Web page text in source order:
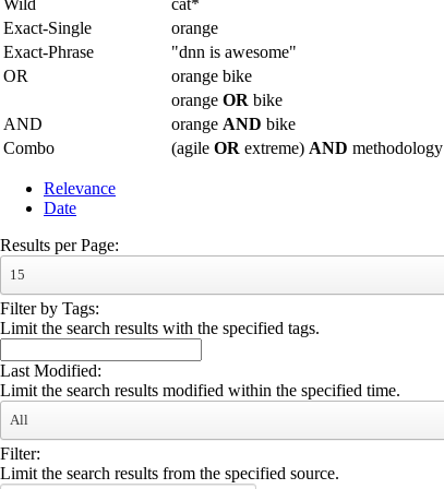
Wild
cat*
Exact-Single
orange
Exact-Phrase
"dnn is awesome"
OR
orange bike
orange OR bike
AND
orange AND bike
Combo
(agile OR extreme) AND methodology
Relevance
Date
Results per Page:
15
Filter by Tags:
Limit the search results with the specified tags.
Last Modified:
Limit the search results modified within the specified time.
All
Filter:
Limit the search results from the specified source.